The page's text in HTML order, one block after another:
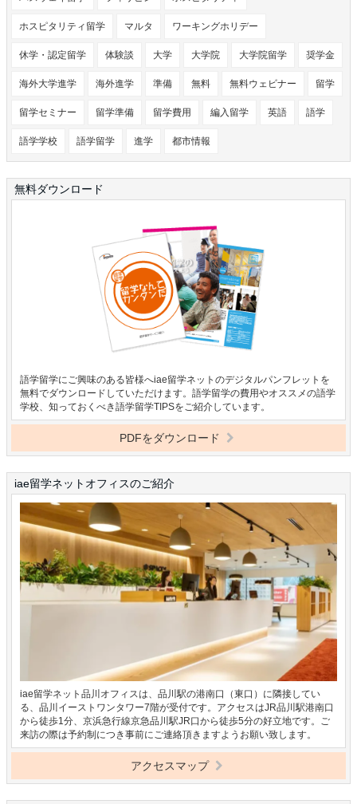
ホスピタリティ留学 マルタ ワーキングホリデー
休学・認定留学 体験談 大学 大学院 大学院留学 奨学金
海外大学進学 海外進学 準備 無料 無料ウェビナー 留学
留学セミナー 留学準備 留学費用 編入留学 英語 語学
語学学校 語学留学 進学 都市情報
無料ダウンロード
語学留学にご興味のある皆様へiae留学ネットのデジタルパンフレットを
無料でダウンロードしていただけます。語学留学の費用やオススメの語学
学校、知っておくべき語学留学TIPSをご紹介しています。
PDFをダウンロード
iae留学ネットオフィスのご紹介
iae留学ネット品川オフィスは、品川駅の港南口（東口）に隣接してい
る、品川イーストワンタワー7階が受付です。アクセスはJR品川駅港南口
から徒歩1分、京浜急行線京急品川駅JR口から徒歩5分の好立地です。ご
来訪の際は予約制につき事前にご連絡頂きますようお願い致します。
アクセスマップ